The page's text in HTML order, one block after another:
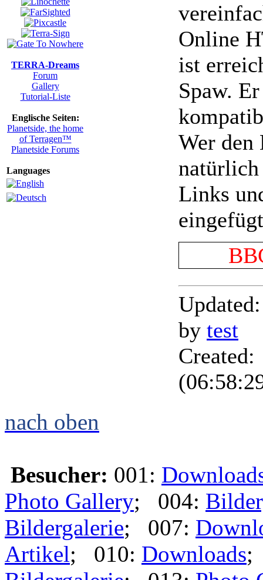
TERRA-Dreams
Forum
Gallery
Tutorial-Liste
Englische Seiten:
Planetside, the home
of Terragen™
Planetside Forums
Languages
Online
ist
Spaw.
Wer den
natürlich
Links
by test
nach oben
Besucher: 001:
Photo Gallery; 004:
Bildergalerie; 007:
Artikel; 010: Downloads;